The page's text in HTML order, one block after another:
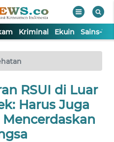
Kriminal Ekuin Sains-
RSUI di Luar
Harus Juga